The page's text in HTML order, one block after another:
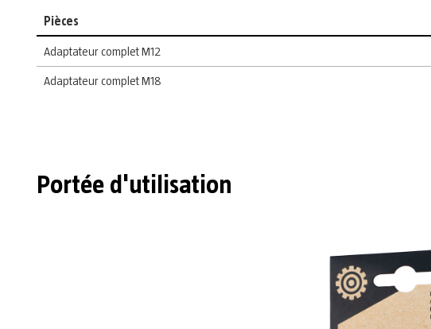
Pièces
Adaptateur complet M12
Adaptateur complet M18
Portée d'utilisation